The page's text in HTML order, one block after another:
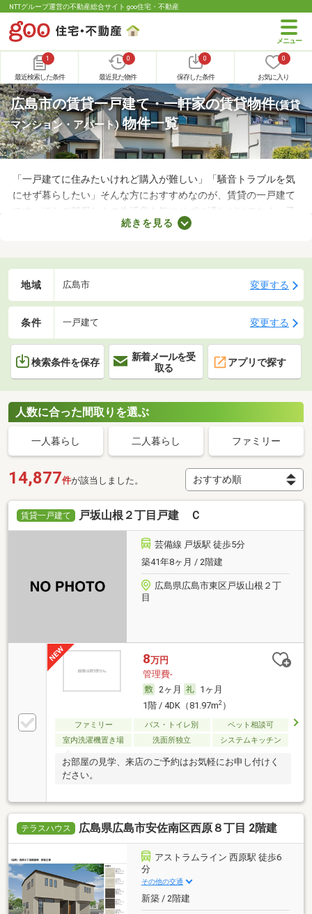
NTTグループ運営の不動産総合サイト goo住宅・不動産
1
最近検索した条件
0
最近見た物件
0
保存した条件
0
お気に入り
広島市の賃貸一戸建て・一軒家の賃貸物件(賃貸
マンション・アパート)物件一覧
「一戸建てに住みたいけれど購入が難しい」「騒音トラブルを気
にせず暮らしたい」そんな方におすすめなのが、賃貸の一戸建て
です。ほかの部屋からの生活音を気にせずに済むだけでなく、子
どもの足音に気を遣わずに済む点も戸建ての魅力。生活音のトラ
します。
続きを見る
地域 広島市 変更する
条件 一戸建て 変更する
検索条件を保存
新着メールを受
取る
アプリで探す
人数に合った間取りを選ぶ
一人暮らし 二人暮らし ファミリー
14,877件が該当しました。
賃貸一戸建て 戸坂山根２丁目戸建 Ｃ
芸備線 戸坂駅 徒歩5分
築41年8ヶ月 / 2階建
広島県広島市東区戸坂山根２丁
目
8万円
管理費-
2ヶ月
1ヶ月
1階 / 4DK（81.97m2）
ファミリー バス・トイレ別
ペット相談可
室内洗濯機置き場
洗面所独立 システムキッチン
お部屋の見学、来店のご予約はお気軽にお申し付けく
ださい。
テラスハウス 広島県広島市安佐南区西原８丁目 2階建
アストラムライン 西原駅 徒歩6
分
その他の交通
新築 / 2階建